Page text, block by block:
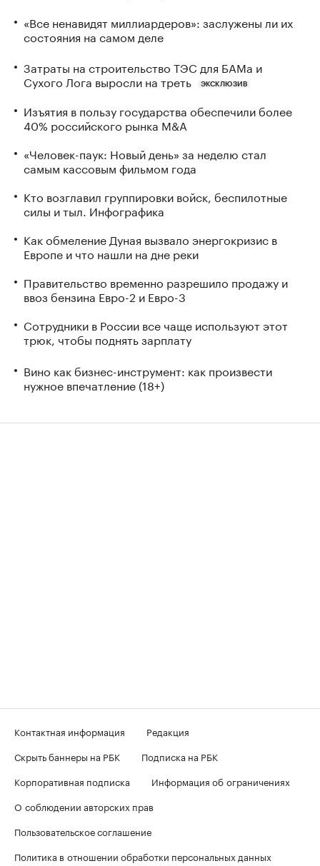
«Все ненавидят миллиардеров»: заслужены ли их
состояния на самом деле
Затраты на строительство ТЭС для БАМа и
Сухого Лога выросли на треть
ЭКСКЛЮЗИВ
Изъятия в пользу государства обеспечили более
40% российского рынка M&A
«Человек-паук: Новый день» за неделю стал
самым кассовым фильмом года
Кто возглавил группировки войск, беспилотные
силы и тыл. Инфографика
Как обмеление Дуная вызвало энергокризис в
Европе и что нашли на дне реки
Правительство временно разрешило продажу и
ввоз бензина Евро-2 и Евро-3
Сотрудники в России все чаще используют этот
трюк, чтобы поднять зарплату
Вино как бизнес-инструмент: как произвести
нужное впечатление (18+)
Контактная информация
Редакция
Скрыть баннеры на РБК
Подписка на РБК
Корпоративная подписка
Информация об ограничениях
О соблюдении авторских прав
Пользовательское соглашение
Политика в отношении обработки персональных данных